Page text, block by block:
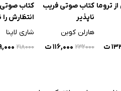
تروما
ت
کتاب صوتی فریب
ناپذیر
هارلن کوبن
۲۳۲۰۰۰ ۱۱۶,۰۰۰ ت
کتاب
انتظارش
شاری لاپنا
۲۱۸۰۰۰